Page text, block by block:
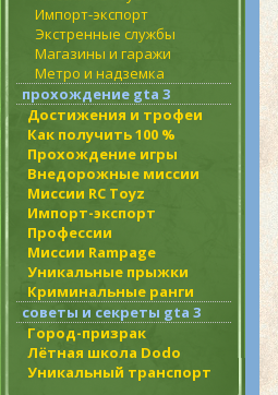
Импорт-экспорт
Экстренные службы
Магазины и гаражи
Метро и надземка
прохождение gta 3
Достижения и трофеи
Как получить 100 %
Прохождение игры
Внедорожные миссии
Миссии RC Toyz
Импорт-экспорт
Профессии
Миссии Rampage
Уникальные прыжки
Криминальные ранги
советы и секреты gta 3
Город-призрак
Лётная школа Dodo
Уникальный транспорт